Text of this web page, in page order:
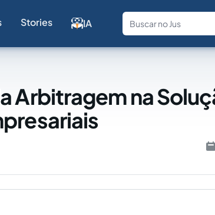
Stories IA
Fale com
Arbitragem na